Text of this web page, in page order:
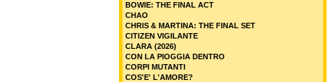
BOWIE: THE FINAL ACT
CHAO
CHRIS & MARTINA: THE FINAL SET
CITIZEN VIGILANTE
CLARA (2026)
CON LA PIOGGIA DENTRO
CORPI MUTANTI
COS'E' L'AMORE?